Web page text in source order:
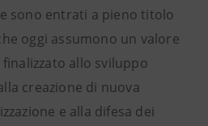
sono entrati a pieno titolo
oggi assumono un valore
allo sviluppo
creazione di nuova
e alla difesa dei